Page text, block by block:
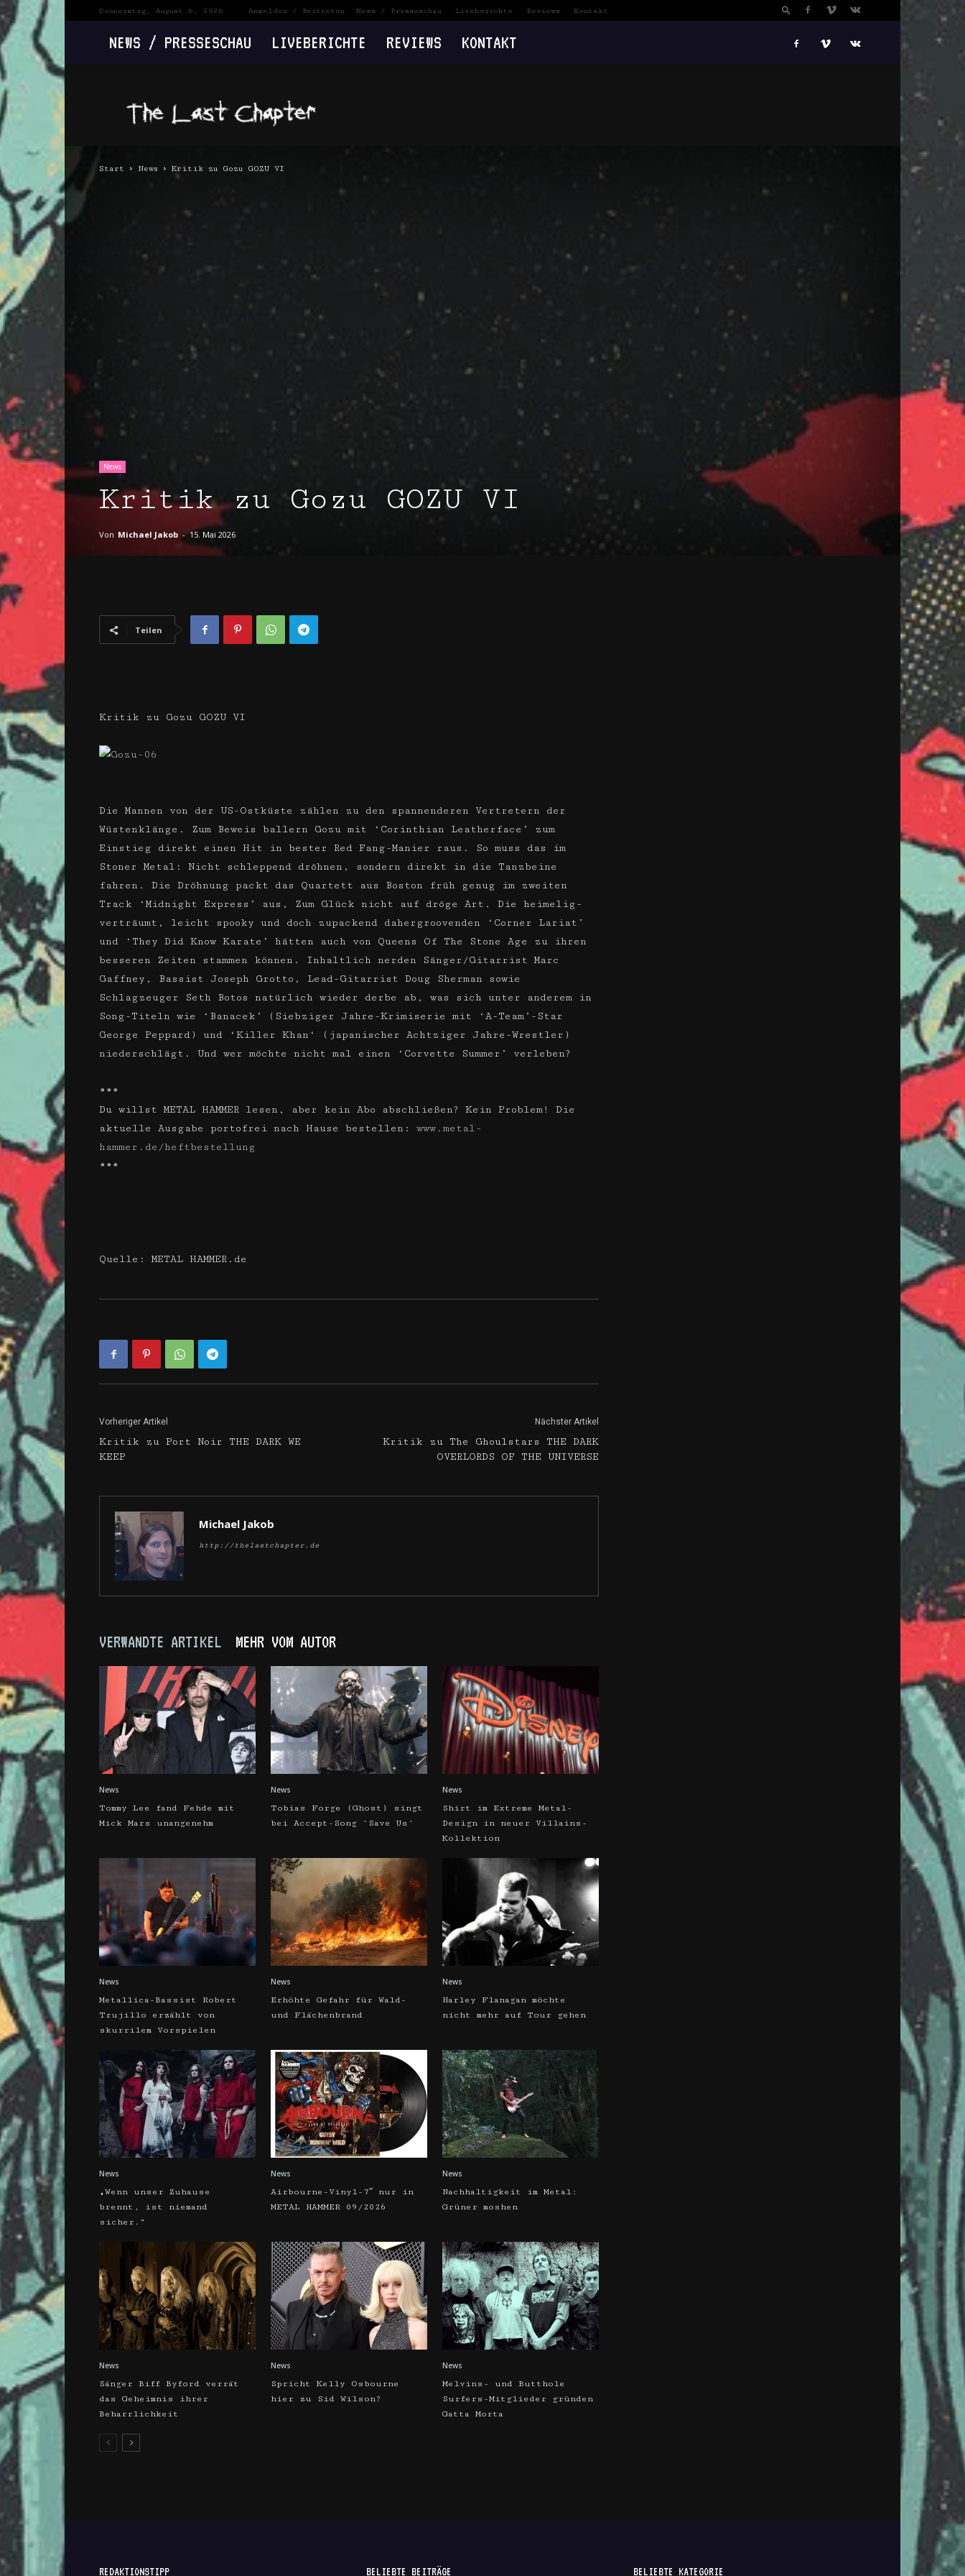
Donnerstag, August 6, 2026 Anmelden / Beitreten News / Presseschau Liveberichte Reviews Kontakt
NEWS / PRESSESCHAU LIVEBERICHTE REVIEWS KONTAKT
Last
Chapter
Start News Kritik zu Gozu GOZU VI
News
Kritik zu Gozu GOZU VI
Von Michael Jakob - 15. Mai 2026
Teilen
Kritik zu Gozu GOZU VI
Die Mannen von der US-Ostküste zählen zu den spannenderen Vertretern der
Wüstenklänge. Zum Beweis ballern Gozu mit ‘Corinthian Leatherface’ zum
Einstieg direkt einen Hit in bester Red Fang-Manier raus. So muss das im
Stoner Metal: Nicht schleppend dröhnen, sondern direkt in die Tanzbeine
fahren. Die Dröhnung packt das Quartett aus Boston früh genug im zweiten
Track ‘Midnight Express’ aus, Zum Glück nicht auf dröge Art. Die heimelig-
verträumt, leicht ­spooky und doch zupackend daher­groovenden ‘Corner Lariat’
und ‘They Did Know Karate’ hätten auch von Queens Of The Stone Age zu ihren
besseren Zeiten stammen können. Inhaltlich nerden Sänger/Gitarrist Marc
Gaffney, Bassist Joseph Grotto, Lead-Gitarrist Doug Sherman sowie
Schlagzeuger Seth Botos natürlich wieder derbe ab, was sich unter anderem in
Song-Titeln wie ­‘Banacek’ (Siebziger Jahre-Krimiserie mit ‘A-Team’-Star
George Peppard) und ‘Killer Khan‘ (japanischer Achtziger Jahre-Wrestler)
niederschlägt. Und wer möchte nicht mal einen ‘Corvette Summer’ verleben?
***
Du willst METAL HAMMER lesen, aber kein Abo abschließen? Kein Problem! Die
aktuelle Ausgabe portofrei nach Hause bestellen: www.metal-
hammer.de/heftbestellung
***
Quelle: METAL HAMMER.de
Vorheriger Artikel
Kritik zu Port Noir THE DARK WE
KEEP
Nächster Artikel
Kritik zu The Ghoulstars THE DARK
OVERLORDS OF THE UNIVERSE
Michael Jakob
http://thelastchapter.de
VERWANDTE ARTIKEL MEHR VOM AUTOR
News
Tommy Lee fand Fehde mit
Mick Mars unangenehm
News
Tobias Forge (Ghost) singt
bei Accept-Song ‘Save Us’
News
Shirt im Extreme Metal-
Design in neuer Villains-
Kollektion
News
Metallica-Bassist Robert
Trujillo erzählt von
skurrilem Vorspielen
News
Erhöhte Gefahr für Wald-
und Flächenbrand
News
Harley Flanagan möchte
nicht mehr auf Tour gehen
News
„Wenn unser Zuhause
brennt, ist niemand
sicher.“
News
Airbourne-Vinyl-7″ nur in
METAL HAMMER 09/2026
News
Nachhaltigkeit im Metal:
Grüner moshen
News
Sänger Biff Byford verrät
das Geheimnis ihrer
Beharrlichkeit
News
Spricht Kelly Osbourne
hier zu Sid Wilson?
News
Melvins- und Butthole
Surfers-Mitglieder gründen
Gatta Morta
REDAKTIONSTIPP BELIEBTE BEITRÄGE BELIEBTE KATEGORIE